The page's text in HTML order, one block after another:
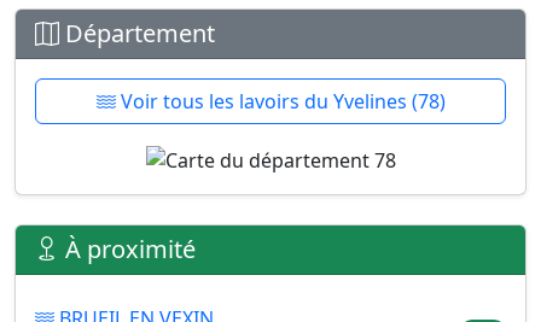
Département
Voir tous les lavoirs du Yvelines (78)
À proximité